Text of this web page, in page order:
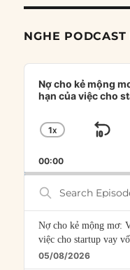
NGHE PODCAST
Audio
Player
Nợ cho kẻ mộng
hạn của việc cho
CHANGE
RATE
1X
00:00
Search
Episodes
Nợ cho kẻ mộng mơ:
việc cho startup vay
05/08/2026